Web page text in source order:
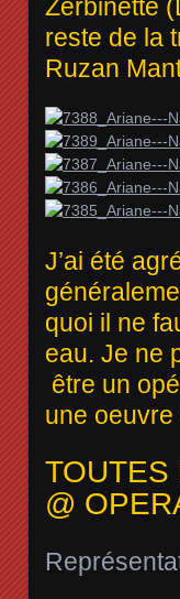
Zerbinette
reste de la
Ruzan
J’ai été
quoi il ne
eau. Je ne
être un
une oeuvre
TOUTES
@